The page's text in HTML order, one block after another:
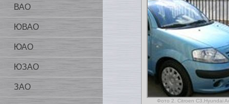
ВАО
ЮВАО
ЮАО
ЮЗАО
ЗАО
Фото 2. Citroen C3,Hyundai